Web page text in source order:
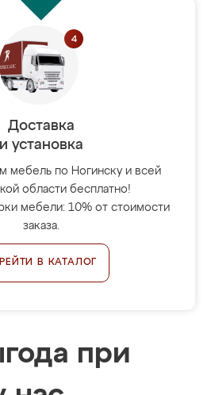
Доставка
и установка
мебель по Ногинску и всей
области бесплатно!
мебели: 10% от стоимости
заказа.
В КАТАЛОГ
при